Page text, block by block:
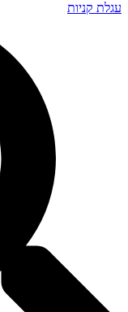
עגלת קניות